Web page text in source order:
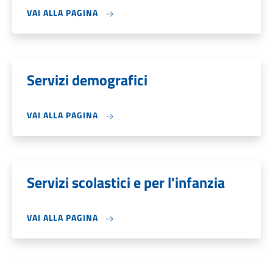
VAI ALLA PAGINA
Servizi demografici
VAI ALLA PAGINA
Servizi scolastici e per l'infanzia
VAI ALLA PAGINA